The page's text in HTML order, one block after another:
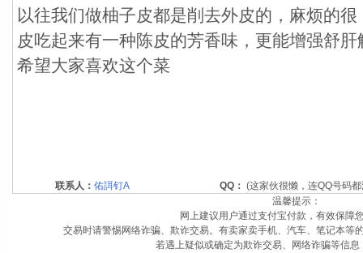
以往我们做柚子皮都是削去外皮的，麻烦的
皮吃起来有一种陈皮的芳香味，更能增强舒
希望大家喜欢这个菜
联系人： 佑誀钉A QQ： (这家伙很懒，连QQ号码
温馨提示：
网上建议用户通过支付宝付款，有效保障
交易时请警惕网络诈骗、欺诈交易。有卖家卖手机、汽车、笔记本等
若遇上疑似或确定为欺诈交易、网络诈骗等信